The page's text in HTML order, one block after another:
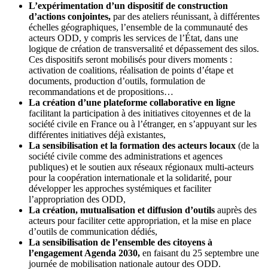
L’expérimentation d’un dispositif de construction
d’actions conjointes, par des ateliers réunissant, à différentes
échelles géographiques, l’ensemble de la communauté des
acteurs ODD, y compris les services de l’État, dans une
logique de création de transversalité et dépassement des silos.
Ces dispositifs seront mobilisés pour divers moments :
activation de coalitions, réalisation de points d’étape et
documents, production d’outils, formulation de
recommandations et de propositions…
La création d’une plateforme collaborative en ligne
facilitant la participation à des initiatives citoyennes et de la
société civile en France ou à l’étranger, en s’appuyant sur les
différentes initiatives déjà existantes,
La sensibilisation et la formation des acteurs locaux (de la
société civile comme des administrations et agences
publiques) et le soutien aux réseaux régionaux multi-acteurs
pour la coopération internationale et la solidarité, pour
développer les approches systémiques et faciliter
l’appropriation des ODD,
La création, mutualisation et diffusion d’outils auprès des
acteurs pour faciliter cette appropriation, et la mise en place
d’outils de communication dédiés,
La sensibilisation de l’ensemble des citoyens à
l’engagement Agenda 2030, en faisant du 25 septembre une
journée de mobilisation nationale autour des ODD.